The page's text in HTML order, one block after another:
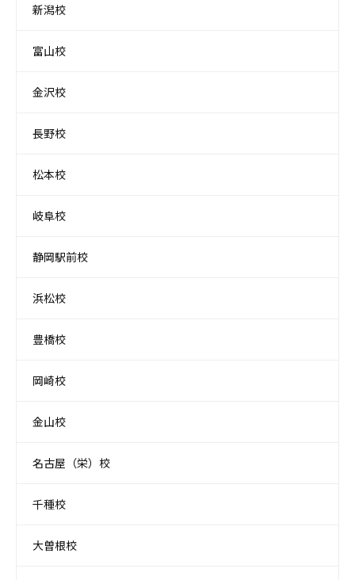
新潟校
富山校
金沢校
長野校
松本校
岐阜校
静岡駅前校
浜松校
豊橋校
岡崎校
金山校
名古屋（栄）校
千種校
大曽根校